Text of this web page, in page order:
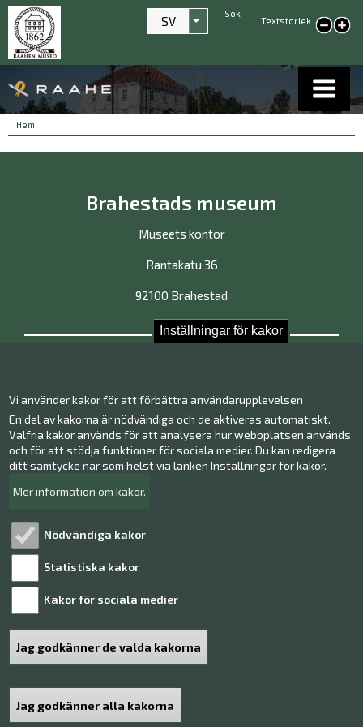
Inställningar för kakor
Vi använder kakor för att förbättra användarupplevelsen
En del av kakorna är nödvändiga och de aktiveras automatiskt.
Valfria kakor används för att analysera hur webbplatsen används
och för att stödja funktioner för sociala medier. Du kan redigera
ditt samtycke när som helst via länken Inställningar för kakor.
Mer information om kakor.
Nödvändiga kakor
Statistiska kakor
Kakor för sociala medier
Jag godkänner de valda kakorna
Jag godkänner alla kakorna
Återkalla samtycke
Textstorlek
smaller text
Sök
SV Visa fler åtgärder
Länkstigar
You
Hem
Brahestads museum
Museets kontor
Rantakatu 36
92100 Brahestad
Kontakt information
Ge respons
Facebook
Instagram
Behandling av personuppgifter
Sidkarta